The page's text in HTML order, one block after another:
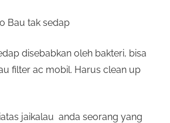
Bau tak sedap
disebabkan oleh bakteri, bisa
filter ac mobil. Harus clean up
jaikalau anda seorang yang